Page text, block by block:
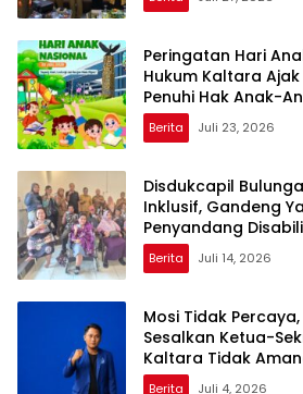
Peringatan Hari
Hukum Kaltara
Penuhi Hak Anak-
Cerdas dan
Berita Juli 23, 2026
Disdukcapil
Inklusif, Gandeng
Penyandang
Berita Juli 14, 2026
Mosi Tidak
Sesalkan Ketua-
Kaltara Tidak
Berita Juli 4, 2026